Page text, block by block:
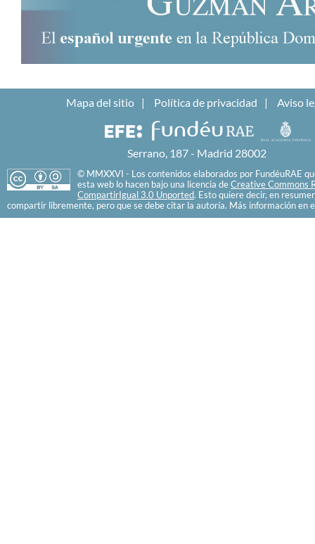
Mapa del sitio Política de privacidad Aviso
Serrano, 187 - Madrid 28002
© MMXXVI - Los contenidos elaborados por FundéuRAE
esta web lo hacen bajo una licencia de Creative Commons
CompartirIgual 3.0 Unported. Esto quiere decir, en
compartir libremente, pero que se debe citar la autoría. Más información en